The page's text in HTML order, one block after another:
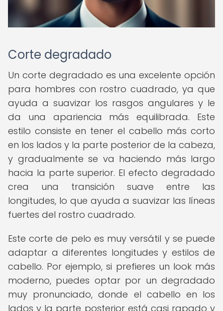
Corte degradado
Un corte degradado es una excelente opción
para hombres con rostro cuadrado, ya que
ayuda a suavizar los rasgos angulares y le
da una apariencia más equilibrada. Este
estilo consiste en tener el cabello más corto
en los lados y la parte posterior de la cabeza,
y gradualmente se va haciendo más largo
hacia la parte superior. El efecto degradado
crea una transición suave entre las
longitudes, lo que ayuda a suavizar las líneas
fuertes del rostro cuadrado.
Este corte de pelo es muy versátil y se puede
adaptar a diferentes longitudes y estilos de
cabello. Por ejemplo, si prefieres un look más
moderno, puedes optar por un degradado
muy pronunciado, donde el cabello en los
lados y la parte posterior está casi rapado y